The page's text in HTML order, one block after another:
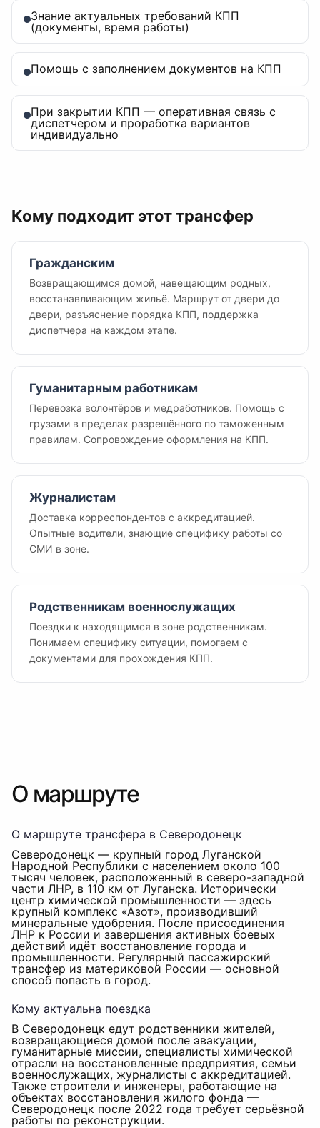
Знание актуальных требований КПП
(документы, время работы)
Помощь с заполнением документов на КПП
При закрытии КПП — оперативная связь с
диспетчером и проработка вариантов
индивидуально
Кому подходит этот трансфер
Гражданским
Возвращающимся домой, навещающим родных,
восстанавливающим жильё. Маршрут от двери до
двери, разъяснение порядка КПП, поддержка
диспетчера на каждом этапе.
Гуманитарным работникам
Перевозка волонтёров и медработников. Помощь с
грузами в пределах разрешённого по таможенным
правилам. Сопровождение оформления на КПП.
Журналистам
Доставка корреспондентов с аккредитацией.
Опытные водители, знающие специфику работы со
СМИ в зоне.
Родственникам военнослужащих
Поездки к находящимся в зоне родственникам.
Понимаем специфику ситуации, помогаем с
документами для прохождения КПП.
О маршруте
О маршруте трансфера в Северодонецк
Северодонецк — крупный город Луганской
Народной Республики с населением около 100
тысяч человек, расположенный в северо-западной
части ЛНР, в 110 км от Луганска. Исторически
центр химической промышленности — здесь
крупный комплекс «Азот», производивший
минеральные удобрения. После присоединения
ЛНР к России и завершения активных боевых
действий идёт восстановление города и
промышленности. Регулярный пассажирский
трансфер из материковой России — основной
способ попасть в город.
Кому актуальна поездка
В Северодонецк едут родственники жителей,
возвращающиеся домой после эвакуации,
гуманитарные миссии, специалисты химической
отрасли на восстановленные предприятия, семьи
военнослужащих, журналисты с аккредитацией.
Также строители и инженеры, работающие на
объектах восстановления жилого фонда —
Северодонецк после 2022 года требует серьёзной
работы по реконструкции.